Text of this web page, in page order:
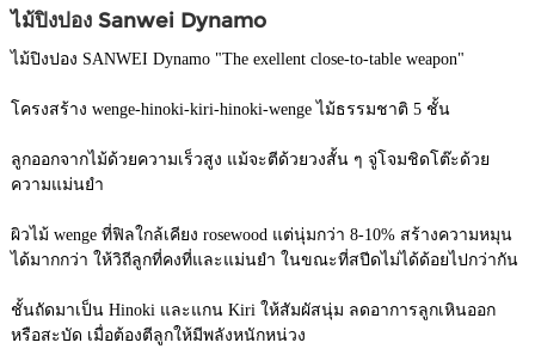
ไม้ปิงปอง Sanwei Dynamo
ไม้ปิงปอง SANWEI Dynamo "The exellent close-to-table weapon"
โครงสร้าง wenge-hinoki-kiri-hinoki-wenge ไม้ธรรมชาติ 5 ชั้น
ลูกออกจากไม้ด้วยความเร็วสูง แม้จะตีด้วยวงสั้น ๆ จู่โจมชิดโต๊ะด้วย
ความแม่นยำ
ผิวไม้ wenge ที่ฟิลใกล้เคียง rosewood แต่นุ่มกว่า 8-10% สร้างความหมุน
ได้มากกว่า ให้วิถีลูกที่คงที่และแม่นยำ ในขณะที่สปีดไม่ได้ด้อยไปกว่ากัน
ชั้นถัดมาเป็น Hinoki และแกน Kiri ให้สัมผัสนุ่ม ลดอาการลูกเหินออก
หรือสะบัด เมื่อต้องตีลูกให้มีพลังหนักหน่วง